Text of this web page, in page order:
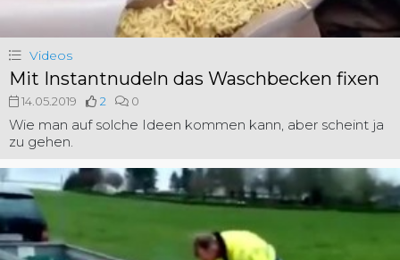
Videos
Mit Instantnudeln das Waschbecken fixen
14.05.2019 2 0
Wie man auf solche Ideen kommen kann, aber scheint ja
zu gehen.